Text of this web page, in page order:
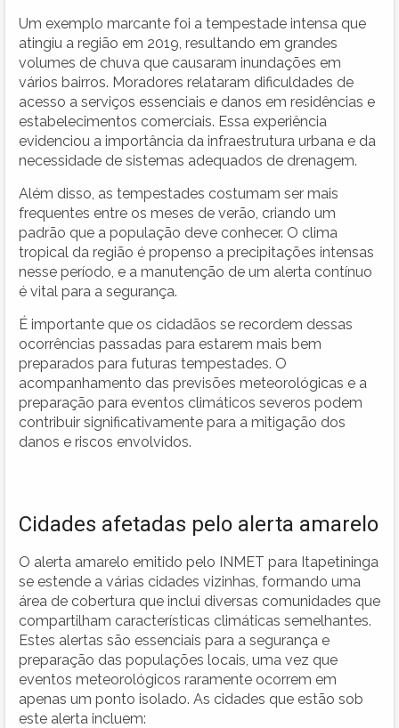
Um exemplo marcante foi a tempestade intensa que
atingiu a região em 2019, resultando em grandes
volumes de chuva que causaram inundações em
vários bairros. Moradores relataram dificuldades de
acesso a serviços essenciais e danos em residências e
estabelecimentos comerciais. Essa experiência
evidenciou a importância da infraestrutura urbana e da
necessidade de sistemas adequados de drenagem.
Além disso, as tempestades costumam ser mais
frequentes entre os meses de verão, criando um
padrão que a população deve conhecer. O clima
tropical da região é propenso a precipitações intensas
nesse período, e a manutenção de um alerta contínuo
é vital para a segurança.
É importante que os cidadãos se recordem dessas
ocorrências passadas para estarem mais bem
preparados para futuras tempestades. O
acompanhamento das previsões meteorológicas e a
preparação para eventos climáticos severos podem
contribuir significativamente para a mitigação dos
danos e riscos envolvidos.
Cidades afetadas pelo alerta amarelo
O alerta amarelo emitido pelo INMET para Itapetininga
se estende a várias cidades vizinhas, formando uma
área de cobertura que inclui diversas comunidades que
compartilham características climáticas semelhantes.
Estes alertas são essenciais para a segurança e
preparação das populações locais, uma vez que
eventos meteorológicos raramente ocorrem em
apenas um ponto isolado. As cidades que estão sob
este alerta incluem: